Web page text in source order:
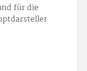
für die